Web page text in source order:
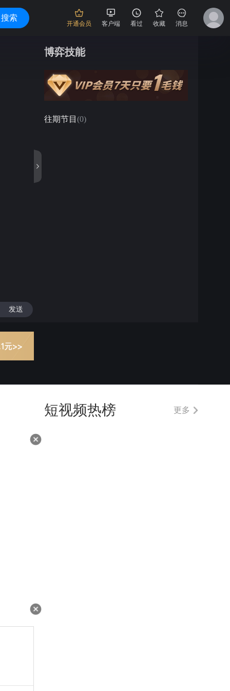
搜索
开通会员 客户端 看过 收藏 消息
发送
博弈技能
往期节目 (0)
短视频热榜 更多